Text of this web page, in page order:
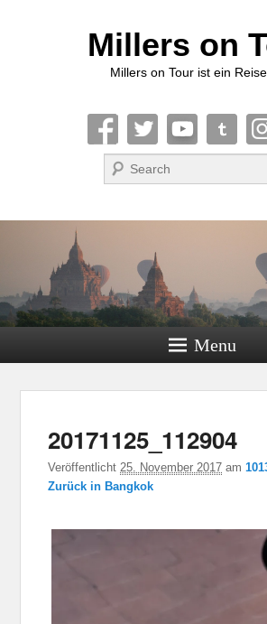
Millers on
Millers on Tour ist ein
Suche
Menu
20171125_112904
Veröffentlicht 25. November 2017 am
Zurück in Bangkok